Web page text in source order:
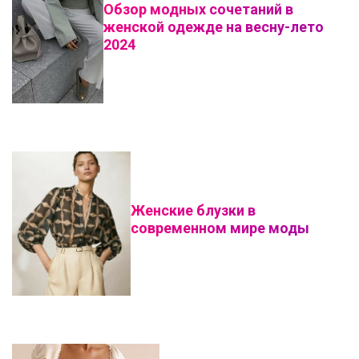
Обзор модных сочетаний в
женской одежде на весну-лето
2024
Женские блузки в
современном мире моды